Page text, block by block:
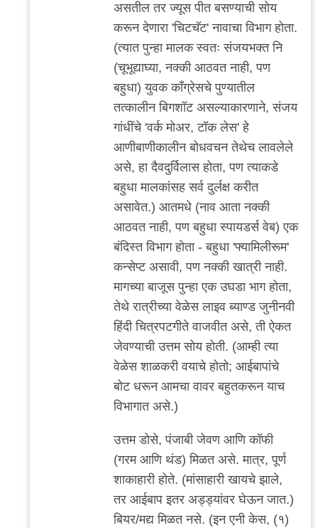
असतील तर ज्यूस पीत बसण्याची सोय
करून देणारा 'चिटचॅट' नावाचा विभाग होता.
(त्यात पुन्हा मालक स्वतः संजयभक्त नि
(चूभूद्याघ्या, नक्की आठवत नाही, पण
बहुधा) युवक काँग्रेसचे पुण्यातील
तत्कालीन बिगशॉट असल्याकारणाने, संजय
गांधींचे 'वर्क मोअर, टॉक लेस' हे
आणीबाणीकालीन बोधवचन तेथेच लावलेले
असे, हा दैवदुर्विलास होता, पण त्याकडे
बहुधा मालकांसह सर्व दुर्लक्ष करीत
असावेत.) आतमधे (नाव आता नक्की
आठवत नाही, पण बहुधा स्पायडर्स वेब) एक
बंदिस्त विभाग होता - बहुधा 'फ्यामिलीरूम'
कन्सेप्ट असावी, पण नक्की खात्री नाही.
मागच्या बाजूस पुन्हा एक उघडा भाग होता,
तेथे रात्रीच्या वेळेस लाइव ब्याण्ड जुनीनवी
हिंदी चित्रपटगीते वाजवीत असे, ती ऐकत
जेवण्याची उत्तम सोय होती. (आम्ही त्या
वेळेस शाळकरी वयाचे होतो; आईबापांचे
बोट धरून आमचा वावर बहुतकरून याच
विभागात असे.)
उत्तम डोसे, पंजाबी जेवण आणि कॉफी
(गरम आणि थंड) मिळत असे. मात्र, पूर्ण
शाकाहारी होते. (मांसाहारी खायचे झाले,
तर आईबाप इतर अड्ड्यांवर घेऊन जात.)
बियर/मद्य मिळत नसे. (इन एनी केस, (१)